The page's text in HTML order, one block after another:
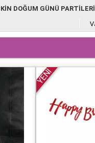
DOĞUM GÜNÜ PARTİLERİ
YENİ